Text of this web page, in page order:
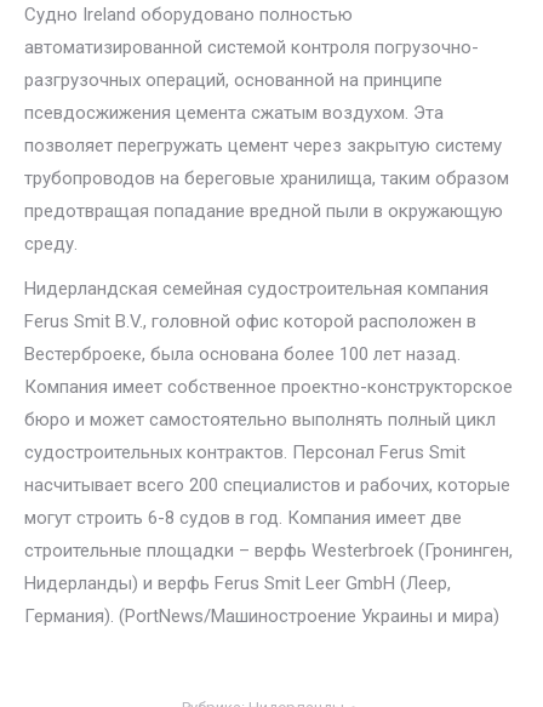
Судно Ireland оборудовано полностью
автоматизированной системой контроля погрузочно-
разгрузочных операций, основанной на принципе
псевдосжижения цемента сжатым воздухом. Эта
позволяет перегружать цемент через закрытую систему
трубопроводов на береговые хранилища, таким образом
предотвращая попадание вредной пыли в окружающую
среду.
Нидерландская семейная судостроительная компания
Ferus Smit B.V., головной офис которой расположен в
Вестерброеке, была основана более 100 лет назад.
Компания имеет собственное проектно-конструкторское
бюро и может самостоятельно выполнять полный цикл
судостроительных контрактов. Персонал Ferus Smit
насчитывает всего 200 специалистов и рабочих, которые
могут строить 6-8 судов в год. Компания имеет две
строительные площадки – верфь Westerbroek (Гронинген,
Нидерланды) и верфь Ferus Smit Leer GmbH (Леер,
Германия). (PortNews/Машиностроение Украины и мира)